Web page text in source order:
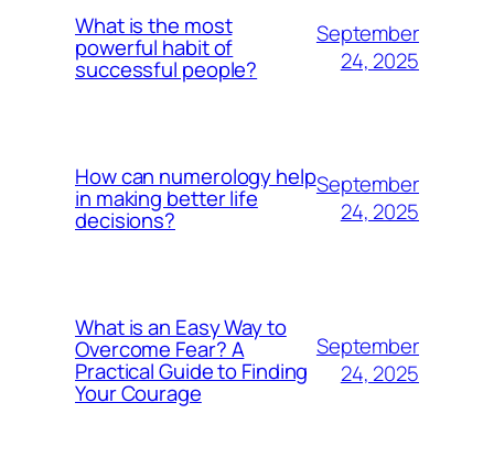
What is the most
powerful habit of
successful people?
September
24, 2025
How can numerology help
in making better life
decisions?
September
24, 2025
What is an Easy Way to
Overcome Fear? A
Practical Guide to Finding
Your Courage
September
24, 2025